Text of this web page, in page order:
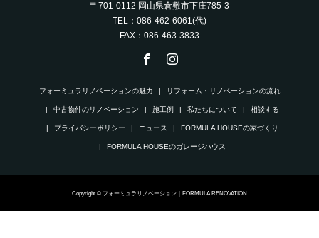
〒701-0112 岡山県倉敷市下庄785-3
TEL：086-462-6061(代)
FAX：086-463-3833
フォーミュラリノベーションの魅力 リフォーム・リノベーションの流れ
中古物件のリノベーション 施工例 私たちについて 相談する
プライバシーポリシー ニュース FORMULA HOUSEの家づくり
FORMULA HOUSEのガレージハウス
Copyright © フォーミュラリノベーション｜FORMULA RENOVATION